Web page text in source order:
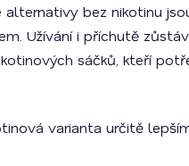
bez nikotinu
Užívání i příchutě
sáčků, kteří
varianta určitě